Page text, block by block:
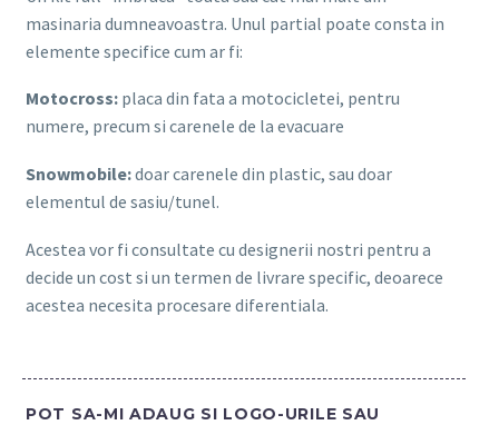
masinaria dumneavoastra. Unul partial poate consta in
elemente specifice cum ar fi:
Motocross: placa din fata a motocicletei, pentru
numere, precum si carenele de la evacuare
Snowmobile:doar carenele din plastic, sau doar
elementul de sasiu/tunel.
Acestea vor fi consultate cu designerii nostri pentru a
decide un cost si un termen de livrare specific, deoarece
acestea necesita procesare diferentiala.
POT SA-MI ADAUG SI LOGO-URILE SAU